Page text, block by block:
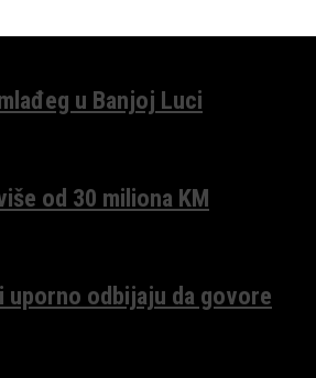
u Banjoj Luci
od 30 miliona KM
uporno odbijaju da govore